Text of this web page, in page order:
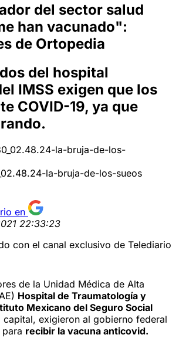
del sector salud
han vacunado":
de Ortopedia
del hospital
IMSS exigen que los
COVID-19, ya que
la-bruja-de-los-sueos
en
22:33:23
con el canal exclusivo de Telediario
de la Unidad Médica de Alta
Hospital de Traumatología y
Mexicano del Seguro Social
capital, exigieron al gobierno federal
recibir la vacuna anticovid.